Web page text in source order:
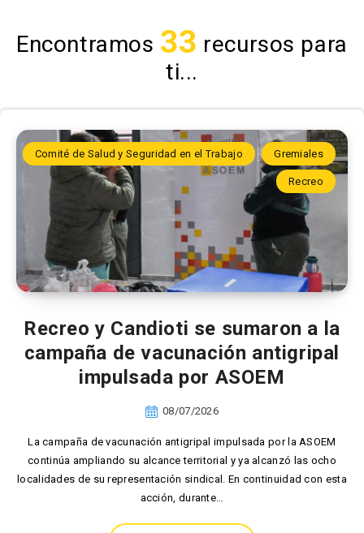
Encontramos 33 recursos para
ti...
Comité de Salud y Seguridad en el Trabajo Gremiales
Recreo
Recreo y Candioti se sumaron a la
campaña de vacunación antigripal
impulsada por ASOEM
08/07/2026
La campaña de vacunación antigripal impulsada por la ASOEM
continúa ampliando su alcance territorial y ya alcanzó las ocho
localidades de su representación sindical. En continuidad con esta
acción, durante…